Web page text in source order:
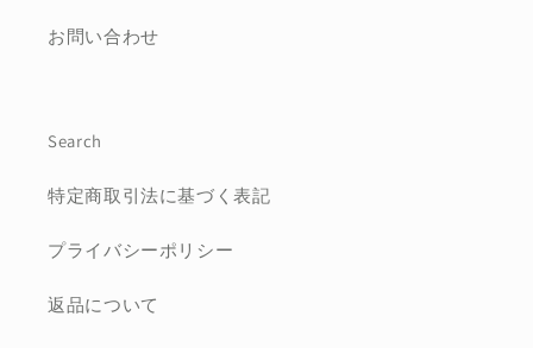
お問い合わせ
Search
特定商取引法に基づく表記
プライバシーポリシー
返品について